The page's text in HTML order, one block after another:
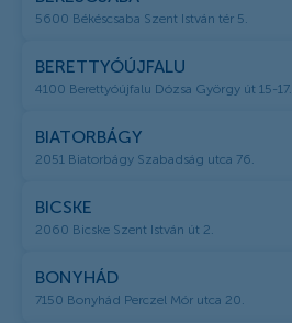
5600 Békéscsaba Szent István tér 5.
BERETTYÓÚJFALU
4100 Berettyóújfalu Dózsa György út 15-17.
BIATORBÁGY
2051 Biatorbágy Szabadság utca 76.
BICSKE
2060 Bicske Szent István út 2.
BONYHÁD
7150 Bonyhád Perczel Mór utca 20.